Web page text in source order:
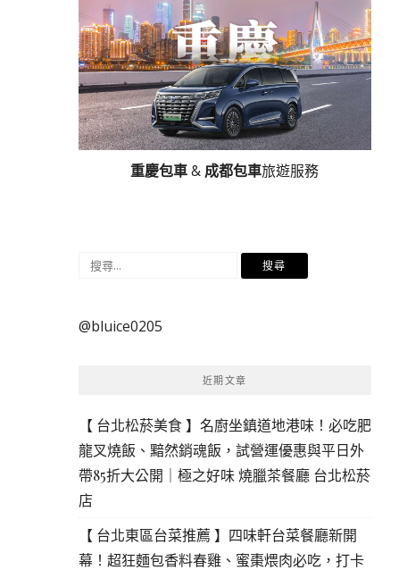
重慶包車& 成都包車旅遊服務
搜
鍵
@bluice0205
近期文章
【 台北松菸美食 】名廚坐鎮道地港味！必吃肥
龍叉燒飯、黯然銷魂飯，試營運優惠與平日外
帶85折大公開｜極之好味 燒臘茶餐廳 台北松菸
店
【 台北東區台菜推薦 】四味軒台菜餐廳新開
幕！超狂麵包香料春雞、蜜棗煨肉必吃，打卡